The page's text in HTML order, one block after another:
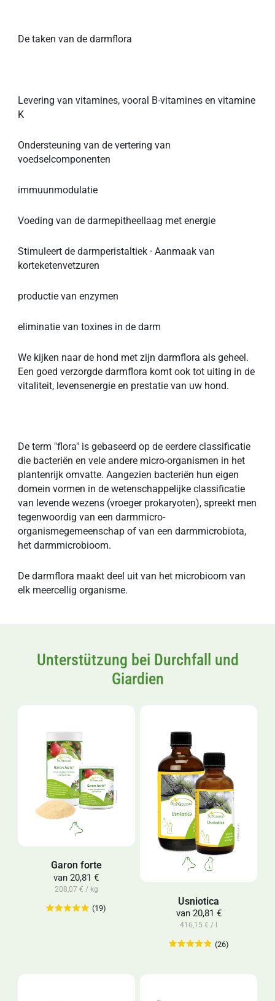
De taken van de darmflora
Levering van vitamines, vooral B-vitamines en vitamine
K
Ondersteuning van de vertering van
voedselcomponenten
immuunmodulatie
Voeding van de darmepitheellaag met energie
Stimuleert de darmperistaltiek · Aanmaak van
korteketenvetzuren
productie van enzymen
eliminatie van toxines in de darm
We kijken naar de hond met zijn darmflora als geheel.
Een goed verzorgde darmflora komt ook tot uiting in de
vitaliteit, levensenergie en prestatie van uw hond.
De term "flora" is gebaseerd op de eerdere classificatie
die bacteriën en vele andere micro-organismen in het
plantenrijk omvatte. Aangezien bacteriën hun eigen
domein vormen in de wetenschappelijke classificatie
van levende wezens (vroeger prokaryoten), spreekt men
tegenwoordig van een darmmicro-
organismegemeenschap of van een darmmicrobiota,
het darmmicrobioom.
De darmflora maakt deel uit van het microbioom van
elk meercellig organisme.
Unterstützung bei Durchfall und
Giardien
Garon forte
van 20,81 €
208,07 € / kg
(19)
Usniotica
van20,81 €
416,15 € / l
(26)